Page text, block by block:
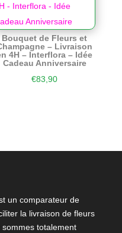
Bouquet de Fleurs et
– Livraison
4H – Interflora – Idée
Cadeau Anniversaire
€83,90
un comparateur de
la livraison de fleurs
totalement